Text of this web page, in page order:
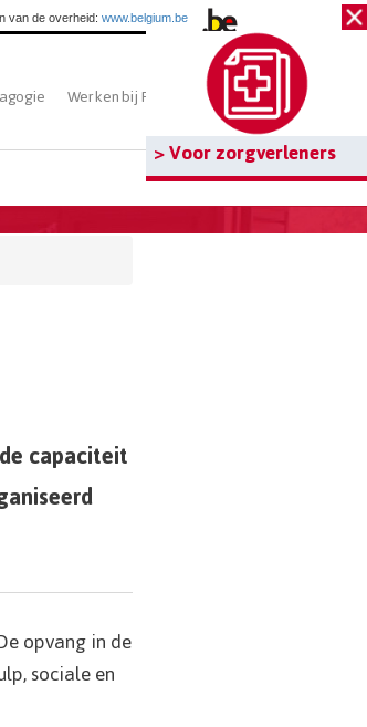
> Voor zorgverleners
van de overheid: www.belgium.be
Werken bij Fedasil Zoeken
capaciteit
opvang in de
sociale en